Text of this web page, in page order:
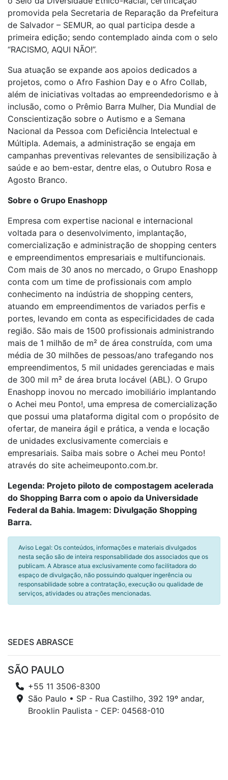
promovida pela Secretaria de Reparação da Prefeitura
de Salvador – SEMUR, ao qual participa desde a
primeira edição; sendo contemplado ainda com o selo
“RACISMO, AQUI NÃO!”.
Sua atuação se expande aos apoios dedicados a
projetos, como o Afro Fashion Day e o Afro Collab,
além de iniciativas voltadas ao empreendedorismo e à
inclusão, como o Prêmio Barra Mulher, Dia Mundial de
Conscientização sobre o Autismo e a Semana
Nacional da Pessoa com Deficiência Intelectual e
Múltipla. Ademais, a administração se engaja em
campanhas preventivas relevantes de sensibilização à
saúde e ao bem-estar, dentre elas, o Outubro Rosa e
Agosto Branco.
Sobre o Grupo Enashopp
Empresa com expertise nacional e internacional
voltada para o desenvolvimento, implantação,
comercialização e administração de shopping centers
e empreendimentos empresariais e multifuncionais.
Com mais de 30 anos no mercado, o Grupo Enashopp
conta com um time de profissionais com amplo
conhecimento na indústria de shopping centers,
atuando em empreendimentos de variados perfis e
portes, levando em conta as especificidades de cada
região. São mais de 1500 profissionais administrando
mais de 1 milhão de m² de área construída, com uma
média de 30 milhões de pessoas/ano trafegando nos
empreendimentos, 5 mil unidades gerenciadas e mais
de 300 mil m² de área bruta locável (ABL). O Grupo
Enashopp inovou no mercado imobiliário implantando
o Achei meu Ponto!, uma empresa de comercialização
que possui uma plataforma digital com o propósito de
ofertar, de maneira ágil e prática, a venda e locação
de unidades exclusivamente comerciais e
empresariais. Saiba mais sobre o Achei meu Ponto!
através do site acheimeuponto.com.br.
Legenda: Projeto piloto de compostagem acelerada
do Shopping Barra com o apoio da Universidade
Federal da Bahia. Imagem: Divulgação Shopping
Barra.
Aviso Legal: Os conteúdos, informações e materiais divulgados
nesta seção são de inteira responsabilidade dos associados que os
publicam. A Abrasce atua exclusivamente como facilitadora do
espaço de divulgação, não possuindo qualquer ingerência ou
responsabilidade sobre a contratação, execução ou qualidade de
serviços, atividades ou atrações mencionadas.
SEDES ABRASCE
SÃO PAULO
+55 11 3506-8300
São Paulo • SP - Rua Castilho, 392 19º andar,
Brooklin Paulista - CEP: 04568-010